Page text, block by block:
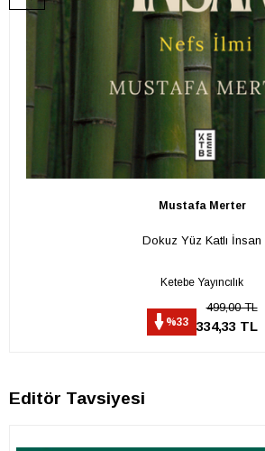
Mustafa Merter
Dokuz Yüz Katlı İnsan
Ketebe Yayıncılık
%33
499,00 TL
334,33 TL
Editör Tavsiyesi